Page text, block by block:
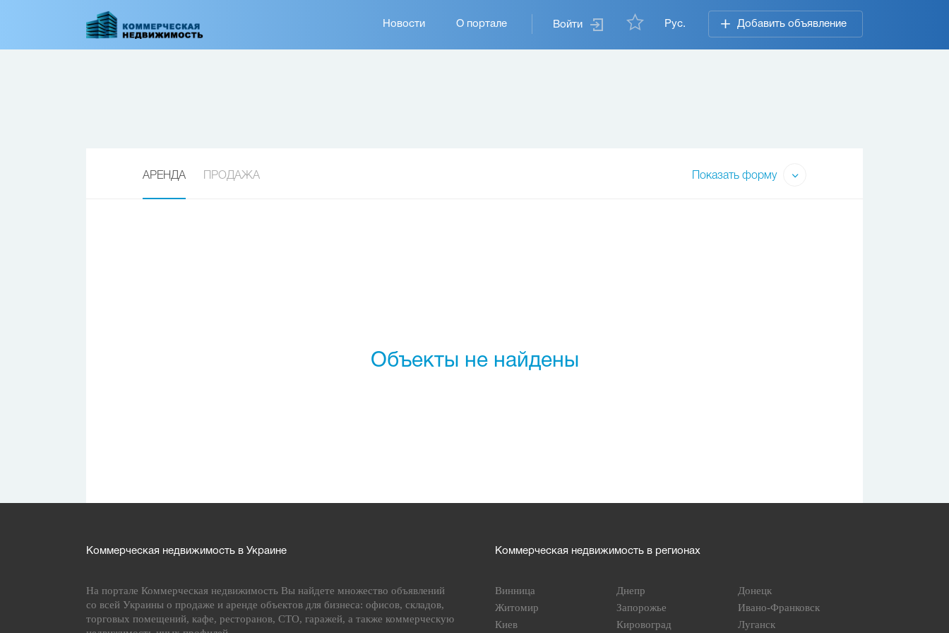
Войти Рус. Добавить объявление
Основная
навигация
Новости О портале
АРЕНДА ПРОДАЖА Показать форму
Объекты не найдены
Коммерческая недвижимость в Украине
На портале Коммерческая недвижимость Вы найдете множество объявлений
со всей Украины о продаже и аренде объектов для бизнеса: офисов, складов,
торговых помещений, кафе, ресторанов, СТО, гаражей, а также коммерческую
Коммерческая недвижимость в регионах
Винница Днепр
Донецк
Житомир
Запорожье
Ивано-Франковск
Киев
Кировоград Луганск